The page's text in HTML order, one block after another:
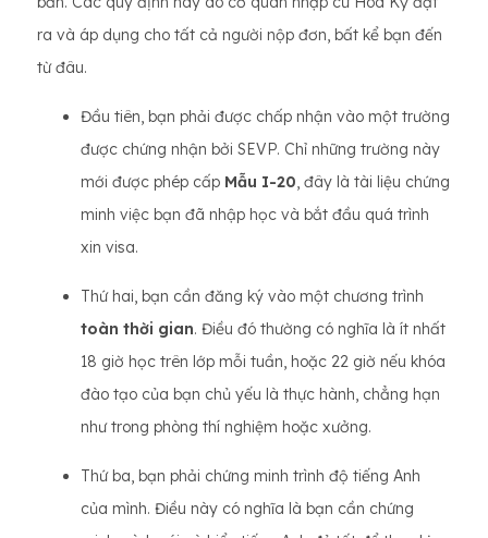
ra và áp dụng cho tất cả người nộp đơn, bất kể bạn đến
từ đâu.
Đầu tiên, bạn phải được chấp nhận vào một trường
được chứng nhận bởi SEVP. Chỉ những trường này
mới được phép cấp Mẫu I-20, đây là tài liệu chứng
minh việc bạn đã nhập học và bắt đầu quá trình
xin visa.
Thứ hai, bạn cần đăng ký vào một chương trình
toàn thời gian. Điều đó thường có nghĩa là ít nhất
18 giờ học trên lớp mỗi tuần, hoặc 22 giờ nếu khóa
đào tạo của bạn chủ yếu là thực hành, chẳng hạn
như trong phòng thí nghiệm hoặc xưởng.
Thứ ba, bạn phải chứng minh trình độ tiếng Anh
của mình. Điều này có nghĩa là bạn cần chứng